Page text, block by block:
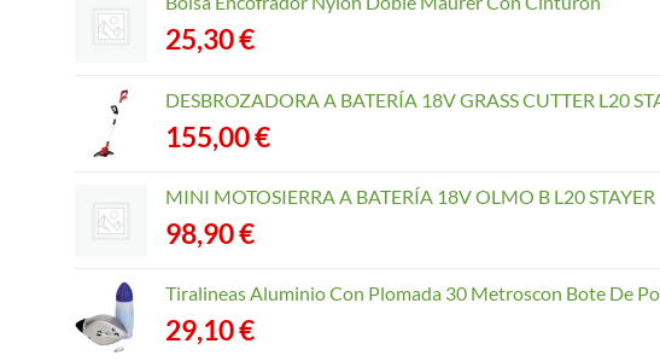
25,30€
DESBROZADORA A BATERÍA 18V GRASS CUTTER L20
155,00€
MINI MOTOSIERRA A BATERÍA 18V OLMO B L20 STAYER
98,90€
Tiralineas Aluminio Con Plomada 30 Metroscon Bote De
29,10€